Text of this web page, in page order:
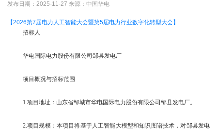
发布日期：2025-11-27 来源：中国华电
【2026第7届电力人工智能大会暨第5届电力行业数字化转型大会】
招标人
华电国际电力股份有限公司邹县发电厂
项目概况与招标范围
1.项目地址：山东省邹城市华电国际电力股份有限公司邹县发电厂。
2.项目规模：本项目将基于人工智能大模型和知识图谱技术，对邹县发电